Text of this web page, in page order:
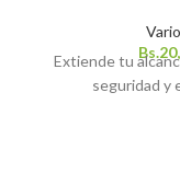
Bs.
Extiende tu
seguridad y